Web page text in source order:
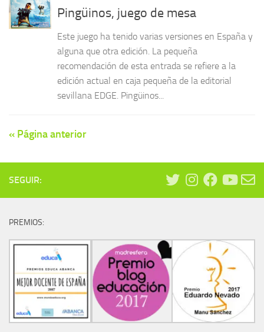
Pingüinos, juego de mesa
Este juego ha tenido varias versiones en España y
alguna que otra edición. La pequeña
recomendación de esta entrada se refiere a la
edición actual en caja pequeña de la editorial
sevillana EDGE. Pingüinos...
« Página anterior
SEGUIR:
PREMIOS: